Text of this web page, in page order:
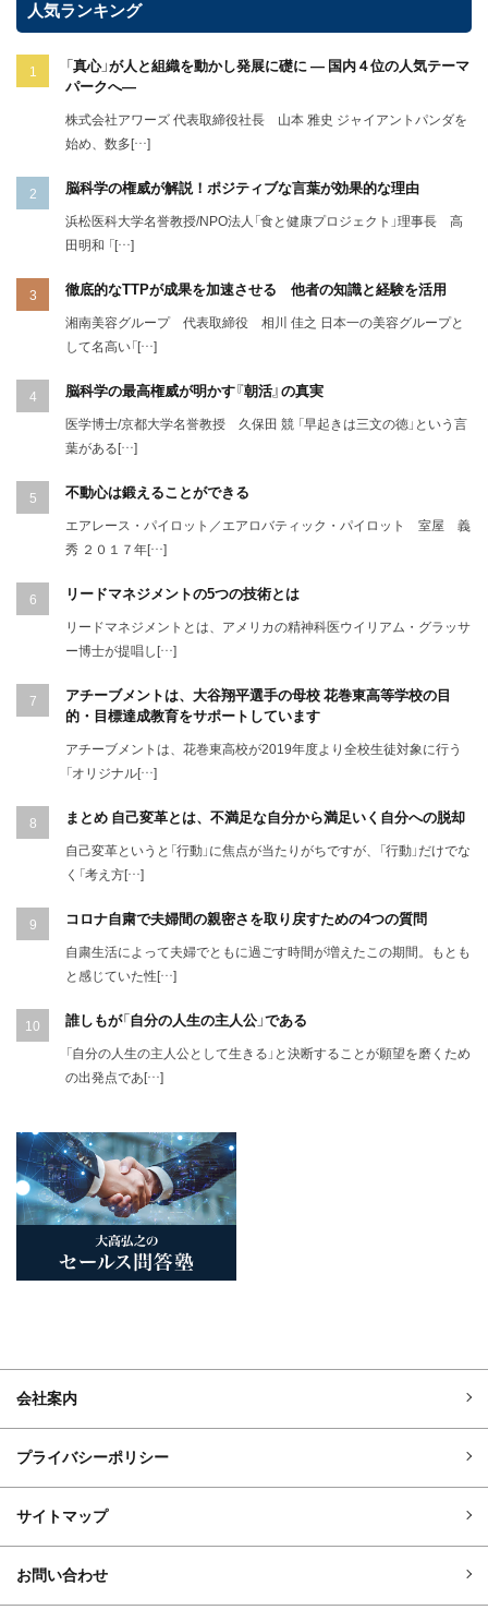
人気ランキング
「真心」が人と組織を動かし発展に礎に ― 国内４位の人気テーマ
パークへ―
株式会社アワーズ 代表取締役社長 山本 雅史 ジャイアントパンダを
始め、数多[…]
脳科学の権威が解説！ポジティブな言葉が効果的な理由
浜松医科大学名誉教授/NPO法人「食と健康プロジェクト」理事長 高
田明和 「[…]
徹底的なTTPが成果を加速させる 他者の知識と経験を活用
湘南美容グループ 代表取締役 相川 佳之 日本一の美容グループと
して名高い「[…]
脳科学の最高権威が明かす『朝活』の真実
医学博士/京都大学名誉教授 久保田 競 「早起きは三文の徳」という言
葉がある[…]
不動心は鍛えることができる
エアレース・パイロット／エアロバティック・パイロット 室屋 義
秀 ２０１７年[…]
リードマネジメントの5つの技術とは
リードマネジメントとは、アメリカの精神科医ウイリアム・グラッサ
ー博士が提唱し[…]
アチーブメントは、大谷翔平選手の母校 花巻東高等学校の目
的・目標達成教育をサポートしています
アチーブメントは、花巻東高校が2019年度より全校生徒対象に行う
「オリジナル[…]
まとめ 自己変革とは、不満足な自分から満足いく自分への脱却
自己変革というと「行動」に焦点が当たりがちですが、「行動」だけでな
く「考え方[…]
コロナ自粛で夫婦間の親密さを取り戻すための4つの質問
自粛生活によって夫婦でともに過ごす時間が増えたこの期間。もとも
と感じていた性[…]
誰しもが「自分の人生の主人公」である
「自分の人生の主人公として生きる」と決断することが願望を磨くため
の出発点であ[…]
会社案内
プライバシーポリシー
サイトマップ
お問い合わせ